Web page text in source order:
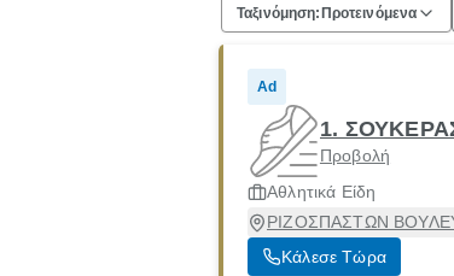
Ταξινόμηση: Προτεινόμενα
Ad
1.
Προβολή
Αθλητικά Είδη
ΡΙΖΟΣΠΑΣΤΩΝ
Κάλεσε Τώρα